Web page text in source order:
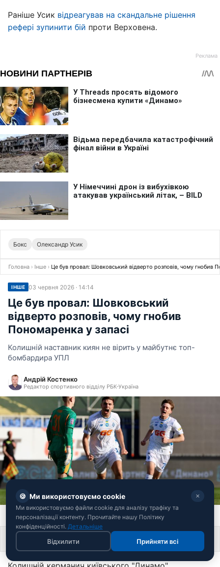
Раніше Усик відреагував на скандальне рішення
рефері зупинити бій проти Верховена.
Бокс Олександр Усик
Головна › Інше › Це був провал: Шовковський відверто розповів, чому гнобив
ІНШЕ 03 червня 2026 · 14:14
Це був провал: Шовковський
відверто розповів, чому гнобив
Пономаренка у запасі
Колишній наставник киян не вірить у майбутнє топ-
бомбардира УПЛ
Андрій Костенко
Редактор спортивного відділу РБК-Україна
Матвій Пономаренко (фото: ФК "Динамо")
Поділитися
🍪 Ми використовуємо cookie ✕
Ми використовуємо файли cookie для аналізу трафіку та
персоналізації контенту. Прочитайте нашу Політику
конфіденційності. Детальніше
Відхилити Прийняти всі